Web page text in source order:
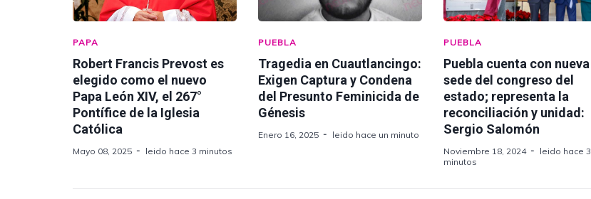
PAPA
Robert Francis Prevost es
elegido como el nuevo
Papa León XIV, el 267°
Pontífice de la Iglesia
Católica
Mayo 08, 2025 leido hace 3 minutos
PUEBLA
Tragedia en Cuautlancingo:
Exigen Captura y Condena
del Presunto Feminicida de
Génesis
Enero 16, 2025 leido hace un minuto
PUEBLA
Puebla cuenta con nueva
sede del congreso del
estado; representa la
reconciliación y unidad:
Sergio Salomón
Noviembre 18, 2024
leido hace 3
minutos